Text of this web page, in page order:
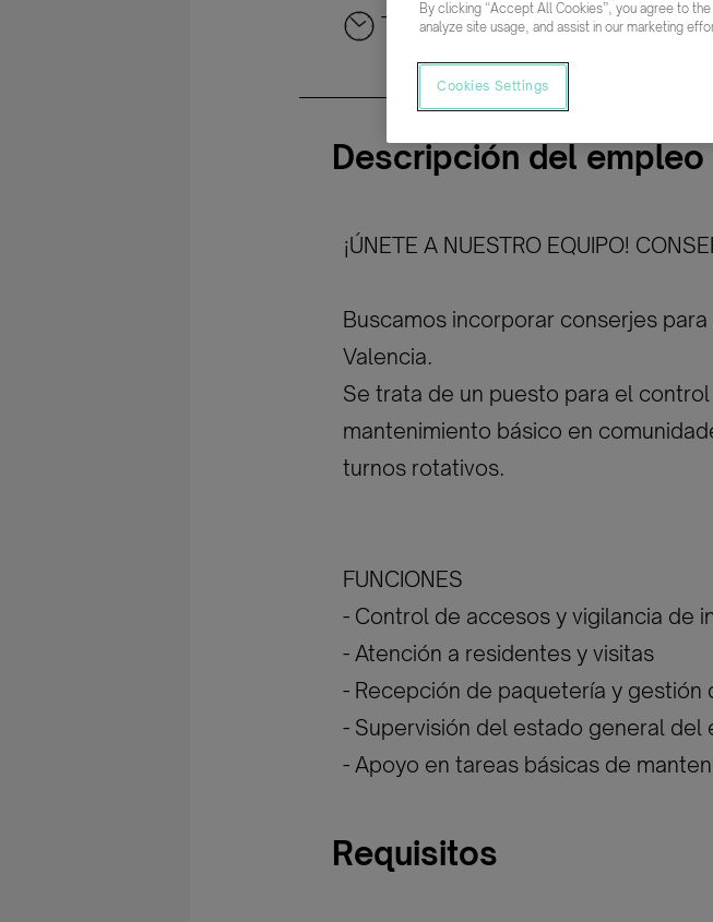
Tiempo completo
Descripción del empleo
¡ÚNETE A NUESTRO EQUIPO!
Buscamos incorporar conserjes
Valencia.
Se trata de un puesto para el
mantenimiento básico en
turnos rotativos.
FUNCIONES
- Control de accesos y vigilancia de
- Atención a residentes y visitas
- Recepción de paquetería y gestión
- Supervisión del estado general del
- Apoyo en tareas básicas de
Requisitos
By clicking “Accept All Cookies”, you agree to
analyze site usage, and assist in our marketing
Cookies Settings